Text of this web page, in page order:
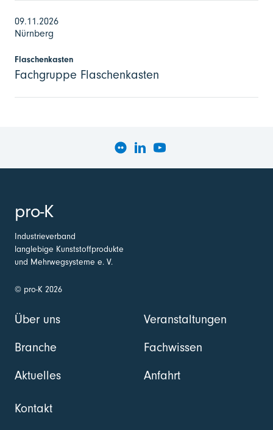
09.11.2026
Nürnberg
Flaschenkasten
Fachgruppe Flaschenkasten
pro-K
Industrieverband
langlebige Kunststoffprodukte
und Mehrwegsysteme e. V.
© pro-K 2026
Über uns
Branche
Aktuelles
Veranstaltungen
Fachwissen
Anfahrt
Kontakt